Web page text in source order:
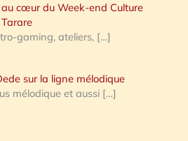
cœur du Week-end Culture
gaming, ateliers, […]
sur la ligne mélodique
mélodique et aussi […]